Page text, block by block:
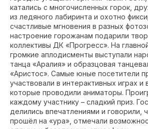
катались с многочисленных горок,
из ледяного лабиринта и охотно
счастливые мгновения в разных
настроение горожанам подарили
коллективы ДК «Прогресс». На
громкие аплодисменты выступали
танца «Аралия» и образцовая
«Аристос». Самые юные посетители
участвовали в интерактивных играх и
которые проводили аниматоры.
каждому участнику – сладкий приз.
делились впечатлениями и говорили,
прошёл на «ура», отмечали